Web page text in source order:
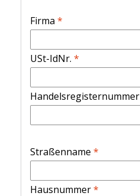
Firma *
USt-IdNr. *
Handelsregisternummer
Straßenname *
Hausnummer*